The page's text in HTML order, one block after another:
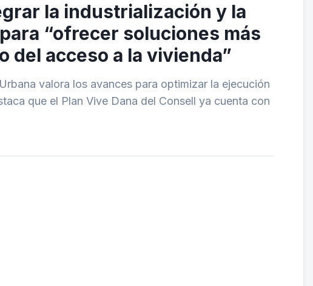
la industrialización y la
“ofrecer soluciones más
del acceso a la vivienda”
valora los avances para optimizar la ejecución
que el Plan Vive Dana del Consell ya cuenta con